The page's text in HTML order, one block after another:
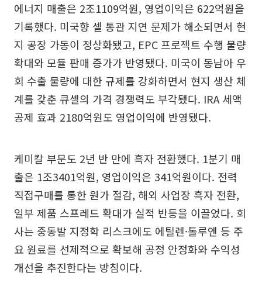
에너지 매출은 2조1109억원, 영업이익은 622억원을
기록했다. 미국향 셀 통관 지연 문제가 해소되면서 현
지 공장 가동이 정상화됐고, EPC 프로젝트 수행 물량
확대와 모듈 판매 증가가 반영됐다. 미국이 동남아 우
회 수출 물량에 대한 규제를 강화하면서 현지 생산 체
계를 갖춘 큐셀의 가격 경쟁력도 부각됐다. IRA 세액
공제 효과 2180억원도 영업이익에 반영됐다.
케미칼 부문도 2년 반 만에 흑자 전환했다. 1분기 매
출은 1조3401억원, 영업이익은 341억원이다. 전력
직접구매를 통한 원가 절감, 해외 사업장 흑자 전환,
일부 제품 스프레드 확대가 실적 반등을 이끌었다. 회
사는 중동발 지정학 리스크에도 에틸렌·톨루엔 등 주
요 원료를 선제적으로 확보해 공정 안정화와 수익성
개선을 추진한다는 방침이다.